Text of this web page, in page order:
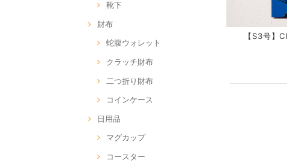
靴下
財布
蛇腹ウォレット
クラッチ財布
二つ折り財布
コインケース
日用品
マグカップ
コースター
【S3号】